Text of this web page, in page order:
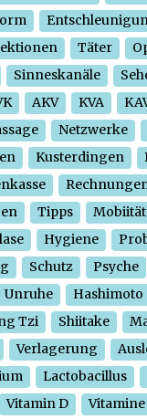
Täter
Sinneskanäle
AKV KVA
Netzwerke
Kusterdingen
Tipps
Mobiität
Hygiene
Schutz
Psyche
Unruhe
Hashimoto
Tzi Shiitake
Verlagerung
Lactobacillus
Vitamin D
Vitamine